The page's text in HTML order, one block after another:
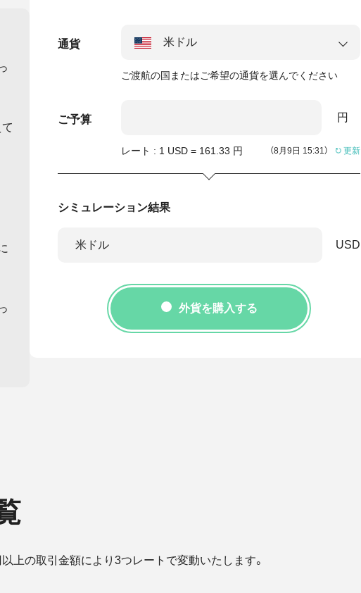
通貨
ご渡航の国またはご希望の通貨を選んでください
ご予算 円
レート : 1 USD = 161.33 円 （8月9日 15:31） 更新
シミュレーション結果
米ドル USD
外貨を購入する
上の取引金額により3つレートで変動いたします。